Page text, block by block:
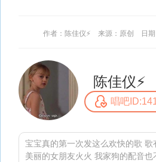
作者：陈佳仪⚡️ 来源：原创 日
陈佳仪⚡️
唱吧
宝宝真的第一次发这么欢快的歌 歌
美丽的女朋友火火 我家狗的配音也